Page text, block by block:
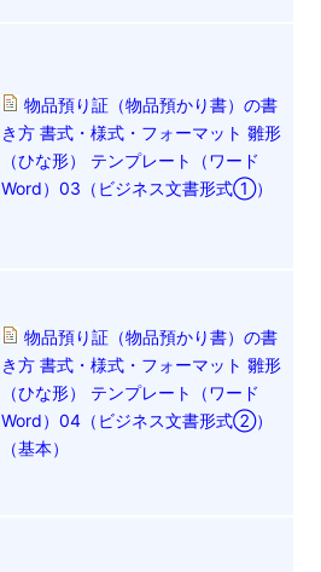
物品預り証（物品預かり書）の書
き方 書式・様式・フォーマット 雛形
（ひな形） テンプレート（ワード
Word）03（ビジネス文書形式①）
物品預り証（物品預かり書）の書
き方 書式・様式・フォーマット 雛形
（ひな形） テンプレート（ワード
Word）04（ビジネス文書形式②）
（基本）